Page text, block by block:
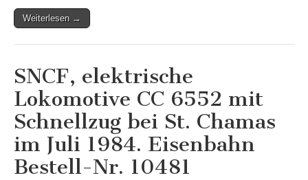
Weiterlesen →
SNCF, elektrische
Lokomotive CC 6552 mit
Schnellzug bei St. Chamas
im Juli 1984. Eisenbahn
Bestell-Nr. 10481